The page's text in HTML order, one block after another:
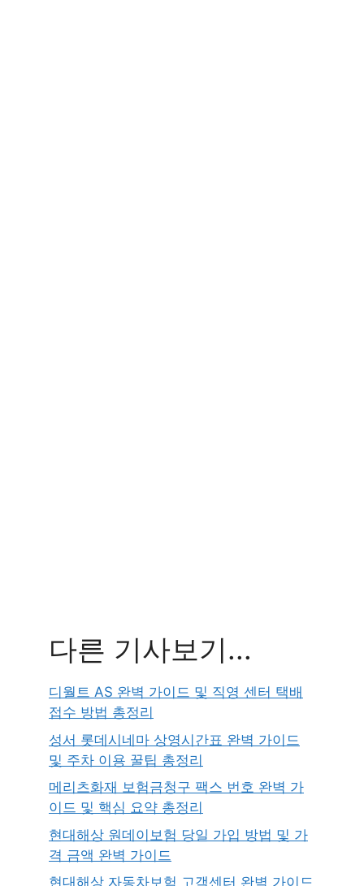
다른 기사보기...
디월트 AS 완벽 가이드 및 직영 센터 택배
접수 방법 총정리
성서 롯데시네마 상영시간표 완벽 가이드
및 주차 이용 꿀팁 총정리
메리츠화재 보험금청구 팩스 번호 완벽 가
이드 및 핵심 요약 총정리
현대해상 원데이보험 당일 가입 방법 및 가
격 금액 완벽 가이드
현대해상 자동차보험 고객센터 완벽 가이드